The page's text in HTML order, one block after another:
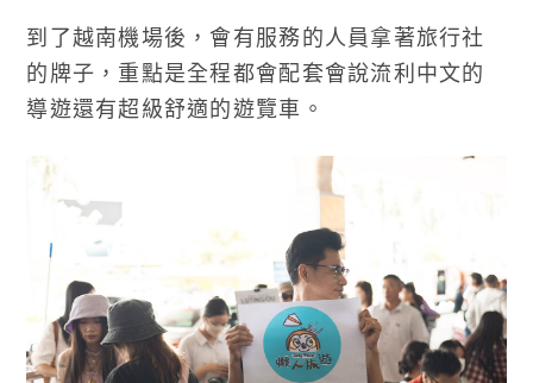
到了越南機場後，會有服務的人員拿著旅行社
的牌子，重點是全程都會配套會說流利中文的
導遊還有超級舒適的遊覽車。